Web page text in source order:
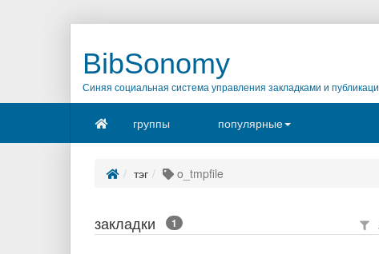
BibSonomy
Синяя социальная система управления закладками и
группы популярные
тэг o_tmpfile
закладки 1